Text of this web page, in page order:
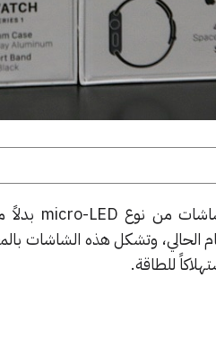
للطاقة.